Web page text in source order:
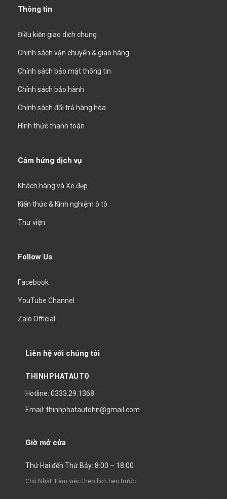
Thông tin
Điều kiện giao dịch chung
Chính sách vận chuyển & giao hàng
Chính sách bảo mật thông tin
Chính sách bảo hành
Chính sách đổi trả hàng hóa
Hình thức thanh toán
Cảm hứng dịch vụ
Khách hàng và Xe đẹp
Kiến thức & Kinh nghiệm ô tô
Thư viện
Follow Us
Facebook
YouTube Channel
Zalo Official
Liên hệ với chúng tôi
THINHPHATAUTO
Hotline: 0333.29.1368
Email: thinhphatautohn@gmail.com
Giờ mở cửa
Thứ Hai đến Thứ Bảy: 8:00 – 18:00
Chủ Nhật: Làm việc theo lịch hẹn trước